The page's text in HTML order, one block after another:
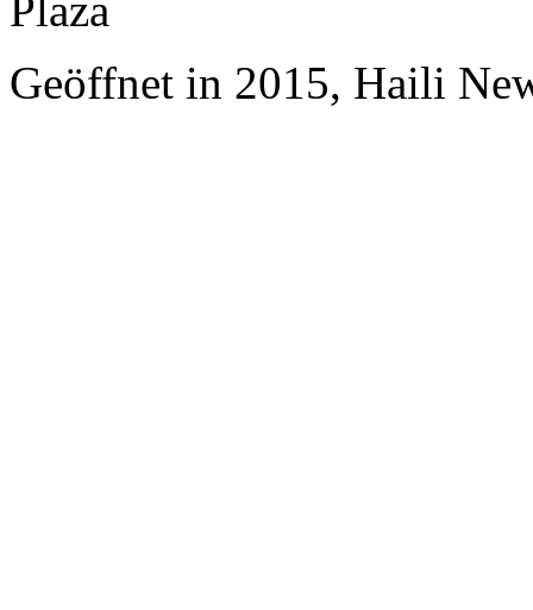
Geöffnet in 2015, Haili